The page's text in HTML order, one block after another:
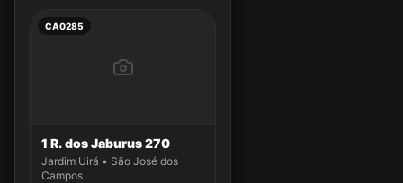
CA0285
1 R. dos Jaburus 270
Jardim Uirá • São José dos
Campos